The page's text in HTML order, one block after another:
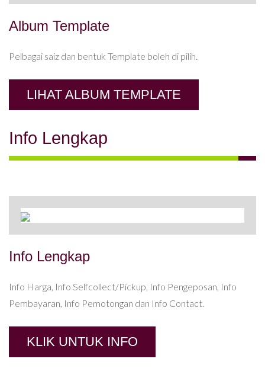
Album Template
Pelbagai saiz dan bentuk Template boleh di pilih.
LIHAT ALBUM TEMPLATE
Info Lengkap
Info Lengkap
Info Harga, Info Selfcollect/Pickup, Info Pengeposan, Info
Pembayaran, Info Pemotongan dan Info Contact.
KLIK UNTUK INFO